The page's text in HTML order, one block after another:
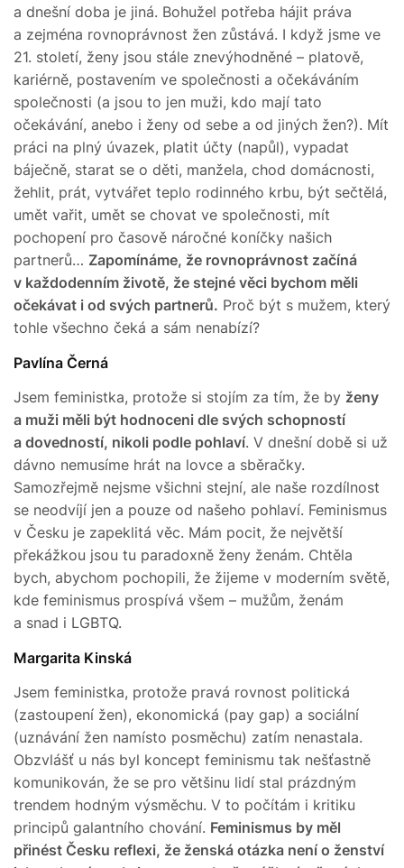
a dnešní doba je jiná. Bohužel potřeba hájit práva
a zejména rovnoprávnost žen zůstává. I když jsme ve
21. století, ženy jsou stále znevýhodněné – platově,
kariérně, postavením ve společnosti a očekáváním
společnosti (a jsou to jen muži, kdo mají tato
očekávání, anebo i ženy od sebe a od jiných žen?). Mít
práci na plný úvazek, platit účty (napůl), vypadat
báječně, starat se o děti, manžela, chod domácnosti,
žehlit, prát, vytvářet teplo rodinného krbu, být sečtělá,
umět vařit, umět se chovat ve společnosti, mít
pochopení pro časově náročné koníčky našich
partnerů… Zapomínáme, že rovnoprávnost začíná
v každodenním životě, že stejné věci bychom měli
očekávat i od svých partnerů. Proč být s mužem, který
tohle všechno čeká a sám nenabízí?
Pavlína Černá
Jsem feministka, protože si stojím za tím, že by ženy
a muži měli být hodnoceni dle svých schopností
a dovedností, nikoli podle pohlaví. V dnešní době si už
dávno nemusíme hrát na lovce a sběračky.
Samozřejmě nejsme všichni stejní, ale naše rozdílnost
se neodvíjí jen a pouze od našeho pohlaví. Feminismus
v Česku je zapeklitá věc. Mám pocit, že největší
překážkou jsou tu paradoxně ženy ženám. Chtěla
bych, abychom pochopili, že žijeme v moderním světě,
kde feminismus prospívá všem – mužům, ženám
a snad i LGBTQ.
Margarita Kinská
Jsem feministka, protože pravá rovnost politická
(zastoupení žen), ekonomická (pay gap) a sociální
(uznávání žen namísto posměchu) zatím nenastala.
Obzvlášť u nás byl koncept feminismu tak nešťastně
komunikován, že se pro většinu lidí stal prázdným
trendem hodným výsměchu. V to počítám i kritiku
principů galantního chování. Feminismus by měl
přinést Česku reflexi, že ženská otázka není o ženství